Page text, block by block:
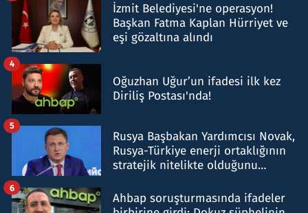
İzmit Belediyesi'ne operasyon!
Başkan Fatma Kaplan Hürriyet ve
eşi gözaltına alındı
Oğuzhan Uğur’un ifadesi ilk kez
Diriliş Postası'nda!
4
Rusya Başbakan Yardımcısı Novak,
Rusya-Türkiye enerji ortaklığının
stratejik nitelikte olduğunu
5
Ahbap soruşturmasında ifadeler
6